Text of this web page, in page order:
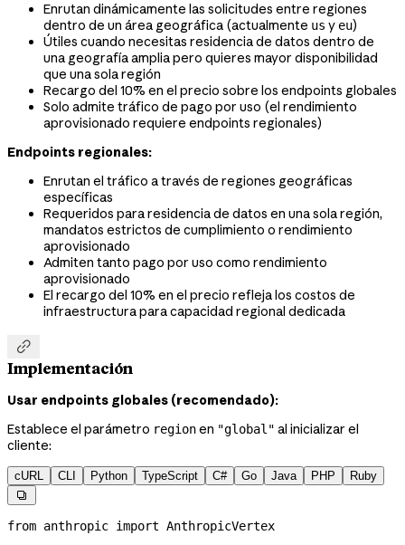
Enrutan dinámicamente las solicitudes entre regiones
dentro de un área geográfica (actualmente us y eu)
Útiles cuando necesitas residencia de datos dentro de
una geografía amplia pero quieres mayor disponibilidad
que una sola región
Recargo del 10% en el precio sobre los endpoints globales
Solo admite tráfico de pago por uso (el rendimiento
aprovisionado requiere endpoints regionales)
Endpoints regionales:
Enrutan el tráfico a través de regiones geográficas
específicas
Requeridos para residencia de datos en una sola región,
mandatos estrictos de cumplimiento o rendimiento
aprovisionado
Admiten tanto pago por uso como rendimiento
aprovisionado
El recargo del 10% en el precio refleja los costos de
infraestructura para capacidad regional dedicada

Implementación
Usar endpoints globales (recomendado):
Establece el parámetro regionen "global" al inicializar el
cliente:
cURL CLI Python TypeScript C# Go Java PHP Ruby

from anthropic import AnthropicVertex